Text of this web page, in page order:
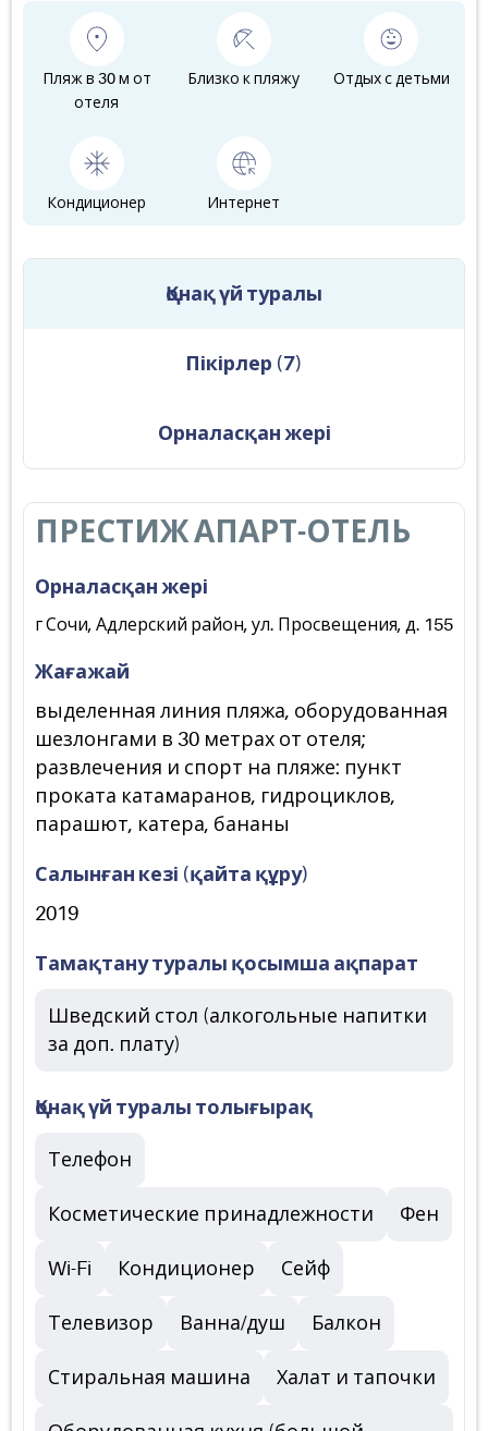
Пляж в 30 м от
отеля
Близко к пляжу Отдых с детьми
Кондиционер Интернет
Қонақ үй туралы
Пікірлер (7)
Орналасқан жері
ПРЕСТИЖ АПАРТ-ОТЕЛЬ
Орналасқан жері
г Сочи, Адлерский район, ул. Просвещения, д. 155
Жағажай
выделенная линия пляжа, оборудованная
шезлонгами в 30 метрах от отеля;
развлечения и спорт на пляже: пункт
проката катамаранов, гидроциклов,
парашют, катера, бананы
Салынған кезі (қайта құру)
2019
Тамақтану туралы қосымша ақпарат
Шведский стол (алкогольные напитки
за доп. плату)
Қонақ үй туралы толығырақ
Телефон
Косметические принадлежности Фен
Wi-Fi Кондиционер Сейф
Телевизор Ванна/душ Балкон
Стиральная машина Халат и тапочки